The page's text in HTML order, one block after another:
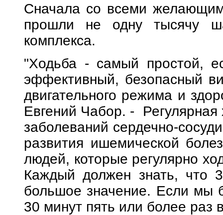
Сначала со всеми
прошли не одну тысячу
комплекса.
"Ходьба - самый простой,
эффективный, безопасный
двигательного режима и
Евгений Чабор. - Регулярная
заболеваний сердечно-
развития ишемической
людей, которые регулярно
Каждый должен знать, что
большое значение. Если мы
30 минут пять или более